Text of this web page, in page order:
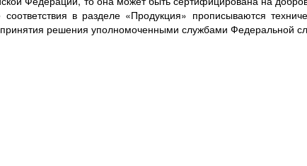
в разделе «Продукция» прописываются
решения уполномоченными службами Федеральной